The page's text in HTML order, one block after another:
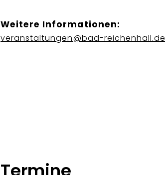
Weitere Informationen:
veranstaltungen@bad-reichenhall.de